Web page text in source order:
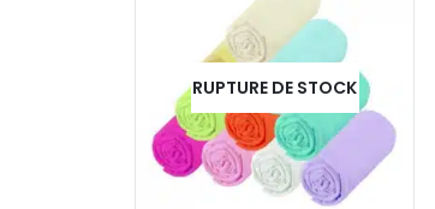
RUPTURE DE STOCK